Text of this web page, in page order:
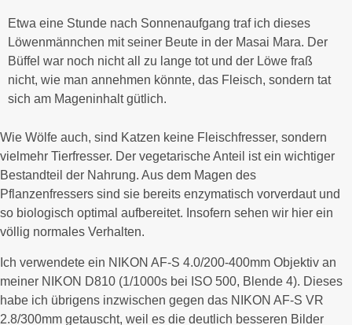
Etwa eine Stunde nach Sonnenaufgang traf ich dieses
Löwenmännchen mit seiner Beute in der Masai Mara. Der
Büffel war noch nicht all zu lange tot und der Löwe fraß
nicht, wie man annehmen könnte, das Fleisch, sondern tat
sich am Mageninhalt gütlich.
Wie Wölfe auch, sind Katzen keine Fleischfresser, sondern
vielmehr Tierfresser. Der vegetarische Anteil ist ein wichtiger
Bestandteil der Nahrung. Aus dem Magen des
Pflanzenfressers sind sie bereits enzymatisch vorverdaut und
so biologisch optimal aufbereitet. Insofern sehen wir hier ein
völlig normales Verhalten.
Ich verwendete ein NIKON AF-S 4.0/200-400mm Objektiv an
meiner NIKON D810 (1/1000s bei ISO 500, Blende 4). Dieses
habe ich übrigens inzwischen gegen das NIKON AF-S VR
2.8/300mm getauscht, weil es die deutlich besseren Bilder